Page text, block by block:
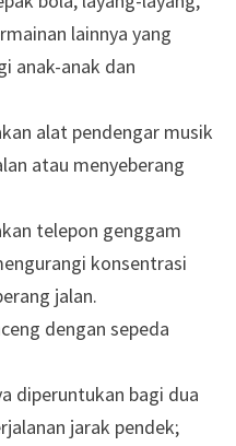
lainnya yang
anak-anak dan
alat pendengar musik
atau menyeberang
telepon genggam
konsentrasi
jalan.
dengan sepeda
diperuntukan bagi dua
jarak pendek;